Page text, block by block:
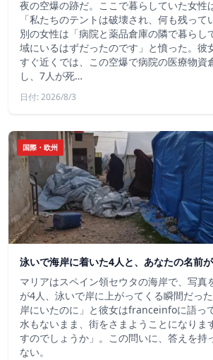
夜の空爆の跡だ。ここで暮らしていた女性
「私たちのテントは破壊され、何も残って
別の女性は「病院と薬品倉庫の隣で暮らし
域にいるはずだったのです」と憤った。彼
すぐ近くでは、この空爆で病院の医療物資
し、7人が死…
日付: 2026/8/3
国際・欧州
泳いで海岸に着いた4人と、あなたの名前
マリアはスペイン領セウタの海岸で、写真
が4人、泳いで岸に上がってくる瞬間だっ
岸にいたのに」と彼女はfranceinfoに語っ
水もないまま、街をさまようことになりま
すのでしょうか」。この問いに、答えを持
ない。